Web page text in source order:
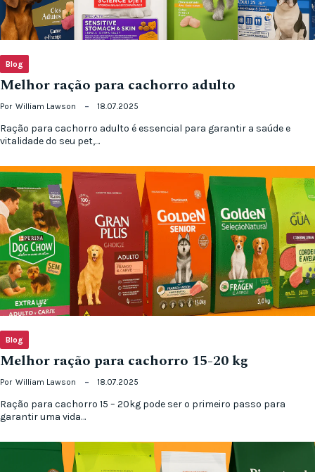
Blog
Melhor ração para cachorro adulto
Por William Lawson 18.07.2025
Ração para cachorro adulto é essencial para garantir a saúde e
vitalidade do seu pet,…
Blog
Melhor ração para cachorro 15-20 kg
Por William Lawson 18.07.2025
Ração para cachorro 15 – 20kg pode ser o primeiro passo para
garantir uma vida…